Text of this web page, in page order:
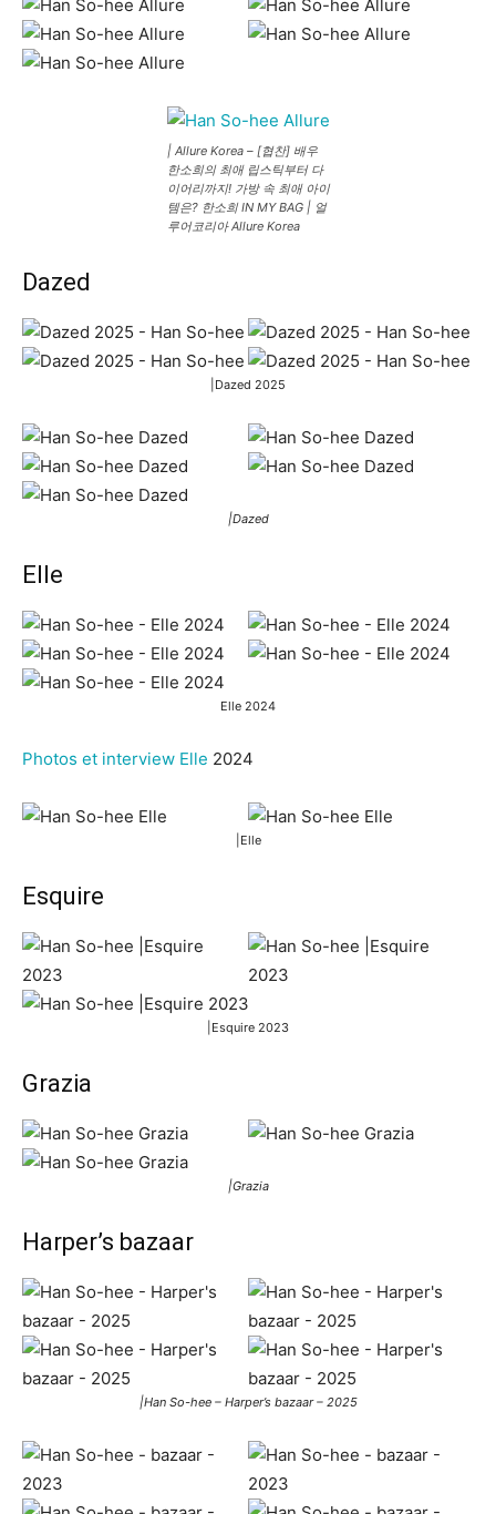
| Allure Korea – [협찬] 배우
한소희의 최애 립스틱부터 다
이어리까지! 가방 속 최애 아이
템은? 한소희 IN MY BAG | 얼
루어코리아 Allure Korea
Dazed
|Dazed 2025
|Dazed
Elle
Elle 2024
Photos et interview Elle 2024
|Elle
Esquire
|Esquire 2023
Grazia
|Grazia
Harper’s bazaar
|Han So-hee – Harper’s bazaar – 2025